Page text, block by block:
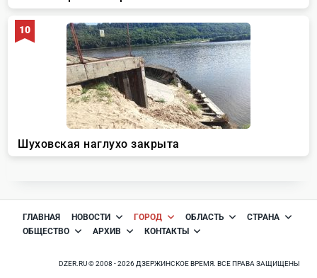
ГЛАВНАЯ НОВОСТИ ГОРОД ОБЛАСТЬ
СТРАНА
ОБЩЕСТВО
АРХИВ КОНТАКТЫ
DZER.RU © 2008 - 2026 ДЗЕРЖИНСКОЕ ВРЕМЯ. ВСЕ ПРАВА ЗАЩИЩЕНЫ